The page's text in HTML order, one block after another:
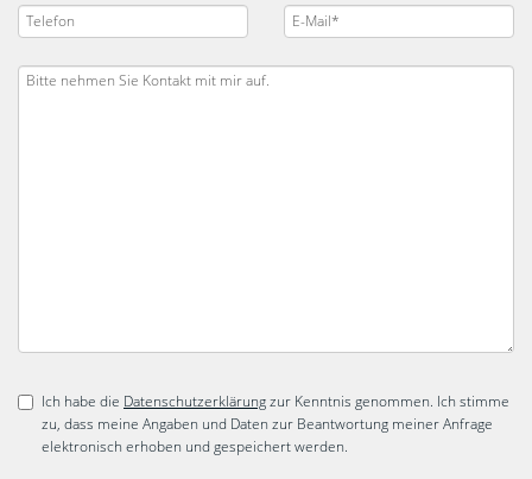
Ich habe die Datenschutzerklärungzur Kenntnis genommen. Ich stimme
zu, dass meine Angaben und Daten zur Beantwortung meiner Anfrage
elektronisch erhoben und gespeichert werden.